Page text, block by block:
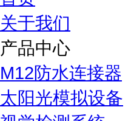
关于我们
产品中心
M12防水连接器
太阳光模拟设备